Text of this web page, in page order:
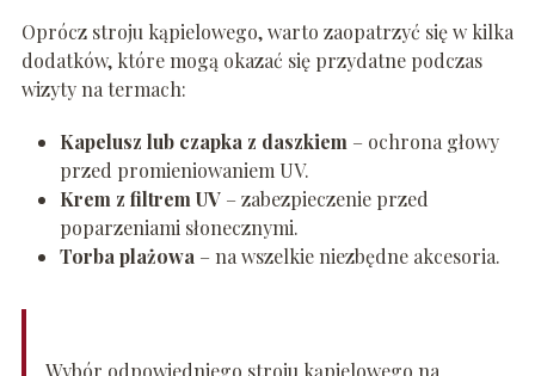
Oprócz stroju kąpielowego, warto zaopatrzyć się w kilka
dodatków, które mogą okazać się przydatne podczas
wizyty na termach:
Kapelusz lub czapka z daszkiem – ochrona głowy
przed promieniowaniem UV.
Krem z filtrem UV– zabezpieczenie przed
poparzeniami słonecznymi.
Torba plażowa – na wszelkie niezbędne akcesoria.
Wybór odpowiedniego stroju kąpielowego na